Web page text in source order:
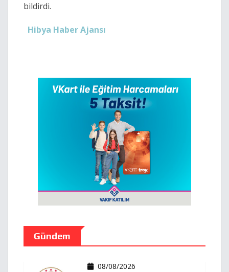
bildirdi.
Hibya Haber Ajansı
Gündem
08/08/2026